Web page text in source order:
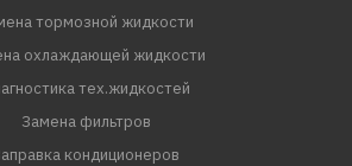
тормозной жидкости
охлаждающей жидкости
тех.жидкостей
Замена фильтров
кондиционеров